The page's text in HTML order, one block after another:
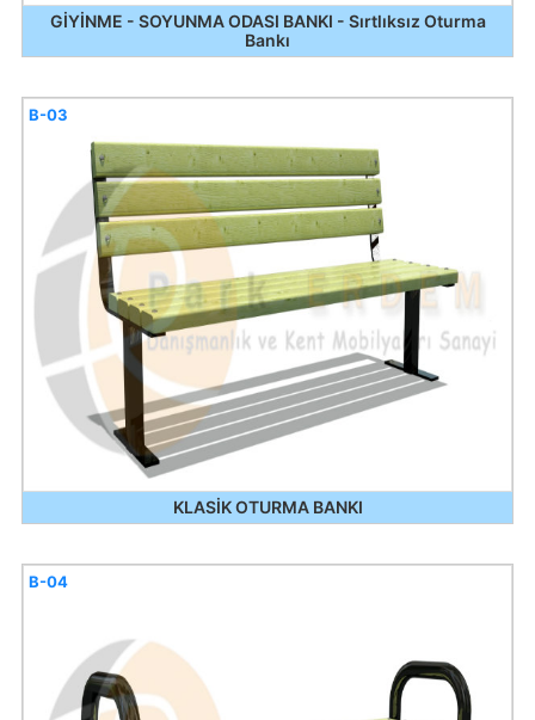
GİYİNME - SOYUNMA ODASI BANKI - Sırtlıksız Oturma
Bankı
KLASİK OTURMA BANKI
B-03
B-04